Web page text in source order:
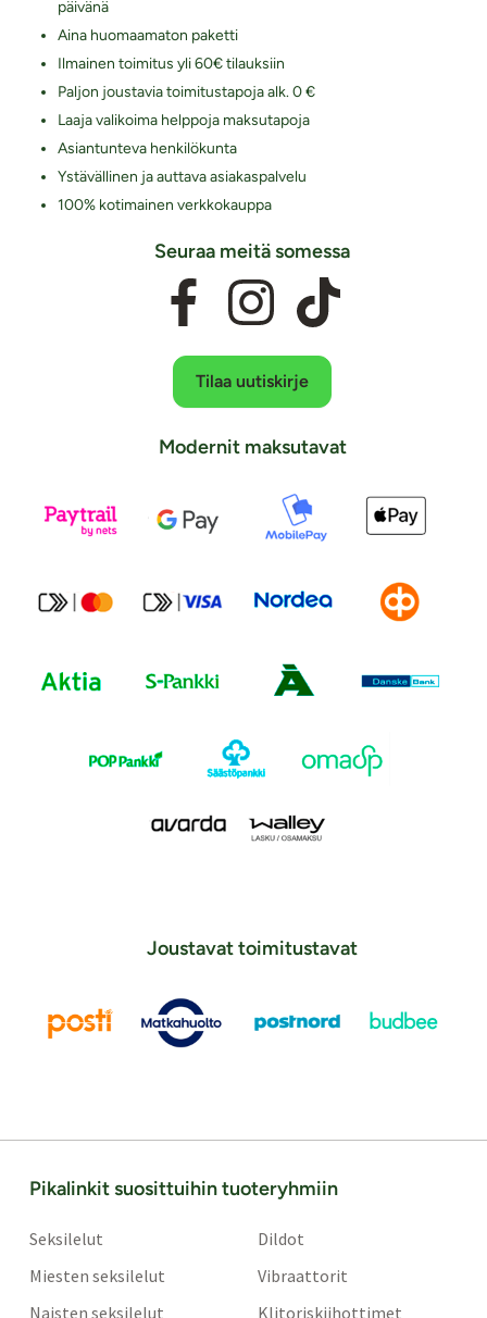
päivänä
Aina huomaamaton paketti
Ilmainen toimitus yli 60€ tilauksiin
Paljon joustavia toimitustapoja alk. 0 €
Laaja valikoima helppoja maksutapoja
Asiantunteva henkilökunta
Ystävällinen ja auttava asiakaspalvelu
100% kotimainen verkkokauppa
Seuraa meitä somessa
Tilaa uutiskirje
Modernit maksutavat
Joustavat toimitustavat
Pikalinkit suosittuihin tuoteryhmiin
Seksilelut
Miesten seksilelut
Naisten seksilelut
Dildot
Vibraattorit
Klitoriskiihottimet